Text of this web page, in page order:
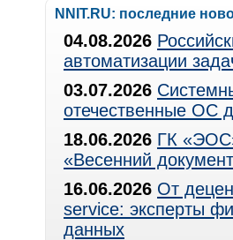
NNIT.RU: последние
04.08.2026
автоматизации
03.07.2026
отечественные ОС
18.06.2026 ГК
«Весенний
16.06.2026 От
service: эксперты
данных